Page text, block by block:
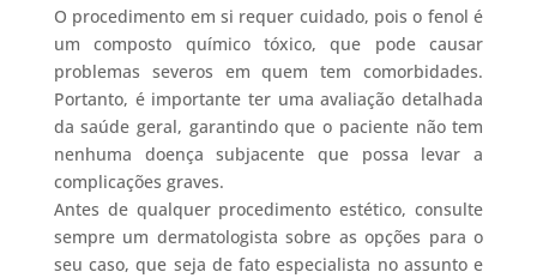
O procedimento em si requer cuidado, pois o fenol é
um composto químico tóxico, que pode causar
problemas severos em quem tem comorbidades.
Portanto, é importante ter uma avaliação detalhada
da saúde geral, garantindo que o paciente não tem
nenhuma doença subjacente que possa levar a
complicações graves.
Antes de qualquer procedimento estético, consulte
sempre um dermatologista sobre as opções para o
seu caso, que seja de fato especialista no assunto e